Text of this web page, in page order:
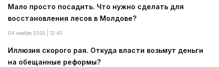
Мало просто посадить. Что нужно сделать для
восстановления лесов в Молдове?
04 ноября 2025 | 12:45
Иллюзия скорого рая. Откуда власти возьмут деньги
на обещанные реформы?